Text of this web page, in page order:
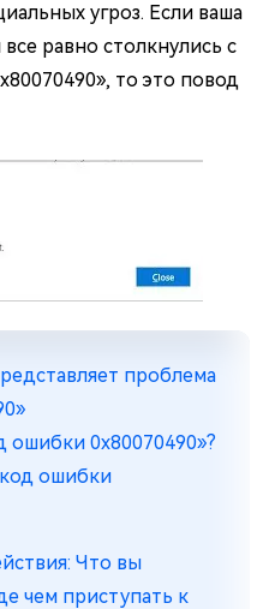
угроз. Если ваша
равно столкнулись с
то это повод
проблема
ошибки 0x80070490»?
ошибки
Что вы
чем приступать к